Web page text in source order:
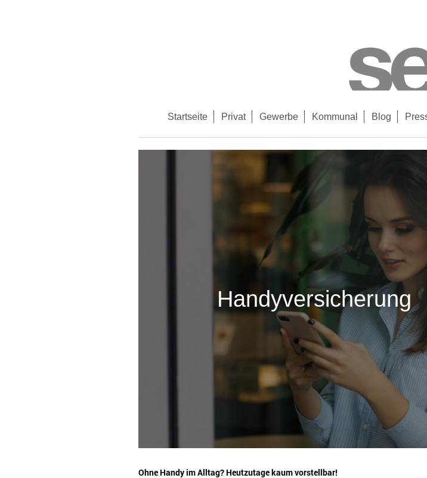
Startseite Privat Gewerbe Kommunal Blog
Handyversicherung
Ohne Handy im Alltag? Heutzutage kaum vorstellbar!